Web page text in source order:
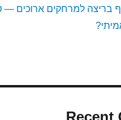
בריצה למרחקים ארוכים —
Recent